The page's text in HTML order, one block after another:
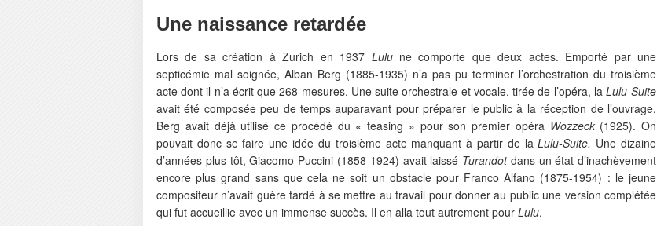
Une naissance retardée
Lors de sa création à Zurich en 1937 Lulune comporte que deux actes. Emporté par une
septicémie mal soignée, Alban Berg (1885-1935) n’a pas pu terminer l’orchestration du troisième
acte dont il n’a écrit que 268 mesures. Une suite orchestrale et vocale, tirée de l’opéra, la Lulu-Suite
avait été composée peu de temps auparavant pour préparer le public à la réception de l’ouvrage.
Berg avait déjà utilisé ce procédé du « teasing » pour son premier opéra Wozzeck (1925). On
pouvait donc se faire une idée du troisième acte manquant à partir de laLulu-Suite. Une dizaine
d’années plus tôt, Giacomo Puccini (1858-1924) avait laissé Turandotdans un état d’inachèvement
encore plus grand sans que cela ne soit un obstacle pour Franco Alfano (1875-1954) : le jeune
compositeur n’avait guère tardé à se mettre au travail pour donner au public une version complétée
qui fut accueillie avec un immense succès. Il en alla tout autrement pour Lulu.